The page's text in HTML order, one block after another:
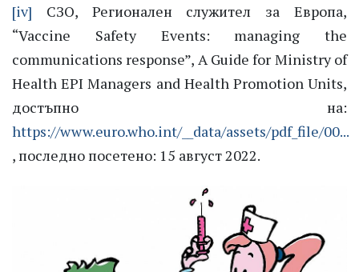
[iv] СЗО, Регионален служител за Европа,
“Vaccine Safety Events: managing the
communications response”, A Guide for Ministry of
Health EPI Managers and Health Promotion Units,
достъпно на:
https://www.euro.who.int/__data/assets/pdf_file/00...
, последно посетено: 15 август 2022.